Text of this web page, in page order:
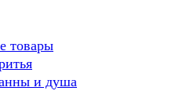
товары
и душа